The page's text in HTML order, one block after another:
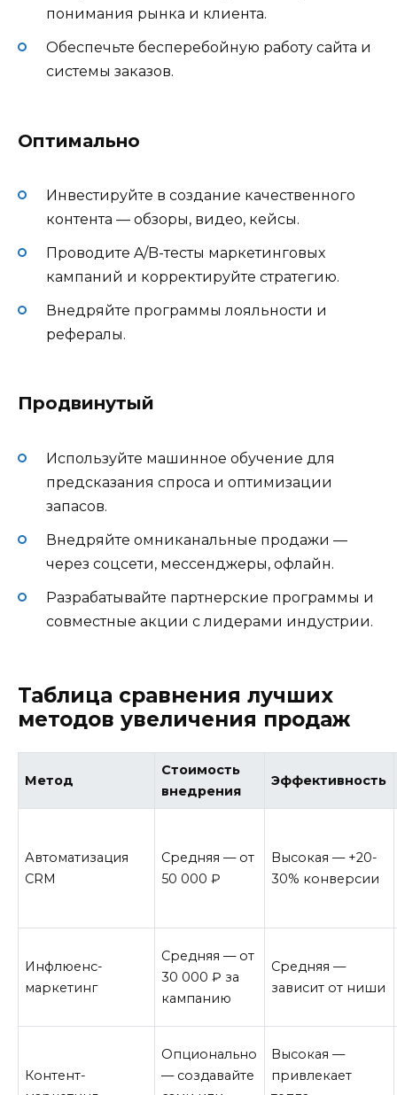
понимания рынка и клиента.
Обеспечьте бесперебойную работу сайта и
системы заказов.
Оптимально
Инвестируйте в создание качественного
контента — обзоры, видео, кейсы.
Проводите A/B-тесты маркетинговых
кампаний и корректируйте стратегию.
Внедряйте программы лояльности и
рефералы.
Продвинутый
Используйте машинное обучение для
предсказания спроса и оптимизации
запасов.
Внедряйте омниканальные продажи —
через соцсети, мессенджеры, офлайн.
Разрабатывайте партнерские программы и
совместные акции с лидерами индустрии.
Таблица сравнения лучших
методов увеличения продаж
Метод
Стоимость
внедрения
Эффективность
Автоматизация
CRM
Средняя — от
50 000 ₽
Высокая — +20-
30% конверсии
Инфлюенс-
маркетинг
Средняя — от
30 000 ₽ за
кампанию
Средняя —
зависит от ниши
Контент-
Опционально
— создавайте
Высокая —
привлекает